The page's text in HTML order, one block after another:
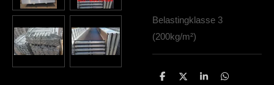
Belastingklasse 3
(200kg/m²)
D
D
S
D